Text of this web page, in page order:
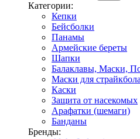
Категории:
Кепки
Бейсболки
Панамы
Армейские береты
Шапки
Балаклавы, Маски,
Маски для страйкбола
Каски
Защита от насекомых
Арафатки (шемаги)
Банданы
Бренды: